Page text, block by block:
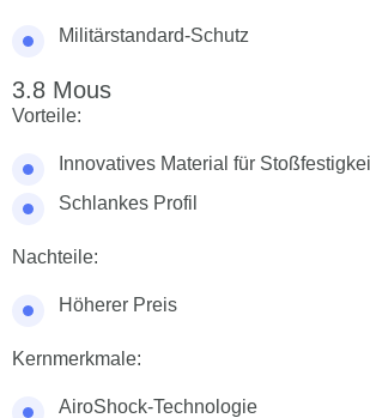
Militärstandard-Schutz
Mous
Vorteile:
Innovatives Material für
Schlankes Profil
Nachteile:
Höherer Preis
Kernmerkmale:
AiroShock-Technologie